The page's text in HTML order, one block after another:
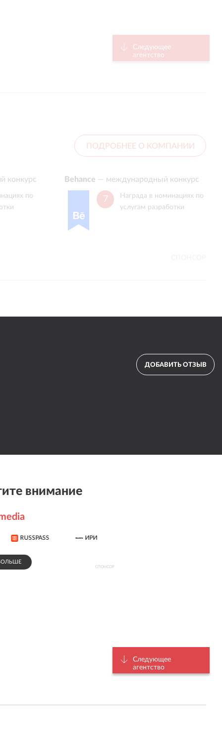
Следующее
агентство
ПОДРОБНЕЕ О КОМПАНИИ
конкурс
по
Behance — международный конкурс
7
Награда в номинациях по
услугам разработки
ДОБАВИТЬ ОТЗЫВ
СПОНСОР
внимание
RUSSPASS ИРИ
Следующее
агентство